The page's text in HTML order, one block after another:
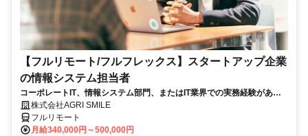
【フルリモート/フルフレックス】スタートアップ企業
の情報システム担当者
コーポレートIT、情報システム部門、またはIT業界での実務経験がある
方、大歓迎！
株式会社AGRI SMILE
フルリモート
月給340,000円～500,000円